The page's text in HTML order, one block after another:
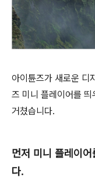
아이튠즈가 새로운 디
즈 미니 플레이어를
거쳤습니다.
먼저 미니 플레이
다.